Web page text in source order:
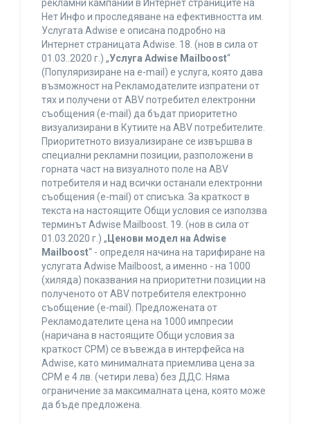
рекламни кампании в Интернет страниците на
Нет Инфо и проследяване на ефективността им.
Услугата Adwise е описана подробно на
Интернет страницата Adwise. 18. (нов в сила от
01.03..2020 г.) „Услуга Adwise Mailboost“
(Популяризиране на e-mail) е услуга, която дава
възможност на Рекламодателите изпратени от
тях и получени от ABV потребител електронни
съобщения (e-mail) да бъдат приоритетно
визуализирани в Кутиите на ABV потребителите.
Приоритетното визуализиране се извършва в
специални рекламни позиции, разположени в
горната част на визуалното поле на ABV
потребителя и над всички останали електронни
съобщения (e-mail) от списъка. За краткост в
текста на настоящите Общи условия се използва
терминът Adwise Mailboost. 19. (нов в сила от
01.03.2020 г.) „ Ценови модел на Adwise
Mailboost“ - определя начина на тарифиране на
услугата Adwise Mailboost, а именно - на 1000
(хиляда) показвания на приоритетни позиции на
полученото от ABV потребителя електронно
съобщение (e-mail). Предложената от
Рекламодателите цена на 1000 импресии
(наричана в настоящите Общи условия за
краткост CPM) се въвежда в интерфейса на
Adwise, като минималната приемлива цена за
CPM е 4 лв. (четири лева) без ДДС. Няма
ограничение за максималната цена, която може
да бъде предложена.